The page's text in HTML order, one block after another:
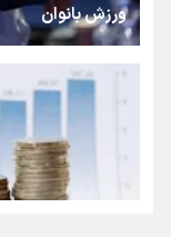
روایت
ورزش بانوان